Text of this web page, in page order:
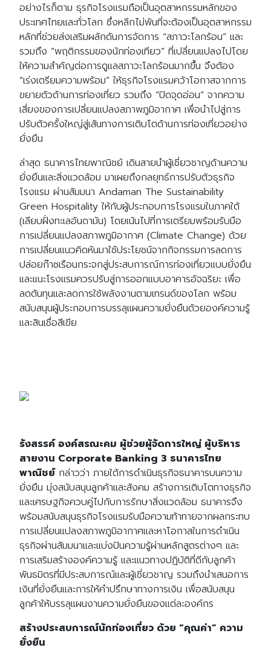
อย่างไรก็ตาม ธุรกิจโรงแรมถือเป็นอุตสาหกรรมหลักของ
ประเทศไทยและทั่วโลก ซึ่งหลีกไม่พ้นที่จะต้องเป็นอุตสาหกรรม
หลักที่ช่วยส่งเสริมผลักดันการจัดการ “สภาวะโลกร้อน” และ
รวมถึง “พฤติกรรมของนักท่องเทียว” ที่เปลี่ยนแปลงไปโดย
ให้ความสำคัญต่อการดูแลสภาวะโลกร้อนมากขึ้น จึงต้อง
“เร่งเตรียมความพร้อม” ให้ธุรกิจโรงแรมคว้าโอกาสจากการ
ขยายตัวด้านการท่องเที่ยว รวมถึง “ปิดจุดอ่อน” จากความ
เสี่ยงของการเปลี่ยนแปลงสภาพภูมิอากาศ เพื่อนำไปสู่การ
ปรับตัวครั้งใหญ่สู่เส้นทางการเติบโตด้านการท่องเที่ยวอย่าง
ยั่งยืน
ล่าสุด ธนาคารไทยพาณิชย์ เดินสายนำผู้เชี่ยวชาญด้านความ
ยั่งยืนและสิ่งแวดล้อม มาเผยถึงกลยุทธ์การปรับตัวธุรกิจ
โรงแรม ผ่านสัมมนา Andaman The Sustainability
Green Hospitality ให้กับผู้ประกอบการโรงแรมในภาคใต้
(เลียบฝั่งทะเลอันดามัน) โดยเน้นไปที่การเตรียมพร้อมรับมือ
การเปลี่ยนแปลงสภาพภูมิอากาศ (Climate Change) ด้วย
การเปลี่ยนแนวคิดหันมาใช้ประโยชน์จากกิจกรรมการลดการ
ปล่อยก๊าซเรือนกระจกสู่ประสบการณ์การท่องเที่ยวแบบยั่งยืน
และแนะโรงแรมควรปรับสู่การออกแบบอาคารอัจฉริยะ เพื่อ
ลดต้นทุนและลดการใช้พลังงานตามเทรนด์ของโลก พร้อม
สนับสนุนผู้ประกอบการบรรลุแผนความยั่งยืนด้วยองค์ความรู้
และสินเชื่อสีเขีย
รังสรรค์ องค์สรณะคม ผู้ช่วยผู้จัดการใหญ่ ผู้บริหาร
สายงาน Corporate Banking 3 ธนาคารไทย
พาณิชย์กล่าวว่า ภายใต้การดำเนินธุรกิจธนาคารบนความ
ยั่งยืน มุ่งสนับสนุนลูกค้าและสังคม สร้างการเติบโตทางธุรกิจ
และเศรษฐกิจควบคู่ไปกับการรักษาสิ่งแวดล้อม ธนาคารจึง
พร้อมสนับสนุนธุรกิจโรงแรมรับมือความท้าทายจากผลกระทบ
การเปลี่ยนแปลงสภาพภูมิอากาศและหาโอกาสในการดำเนิน
ธุรกิจผ่านสัมมนาและแบ่งปันความรู้ผ่านหลักสูตรต่างๆ และ
การเสริมสร้างองค์ความรู้ และแนวทางปฏิบัติที่ดีกับลูกค้า
พันธมิตรที่มีประสบการณ์และผู้เชี่ยวชาญ รวมถึงนำเสนอการ
เงินที่ยั่งยืนและการให้คำปรึกษาทางการเงิน เพื่อสนับสนุน
ลูกค้าให้บรรลุแผนงานความยั่งยืนของแต่ละองค์กร
สร้างประสบการณ์นักท่องเที่ยว ด้วย “คุณค่า” ความ
ยั่งยืน